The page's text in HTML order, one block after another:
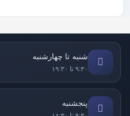
شنبه تا چهارشنبه
۹:۳۰ تا ۱۹:۳۰
پنجشنبه